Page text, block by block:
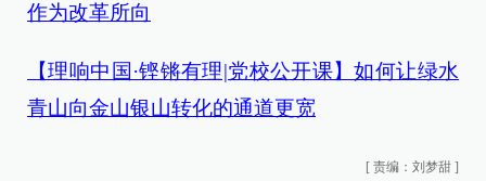
作为改革所向
【理响中国·铿锵有理|党校公开课】如何让绿水
青山向金山银山转化的通道更宽
[ 责编：刘梦甜 ]